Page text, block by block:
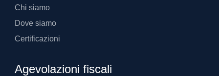
Chi siamo
Dove siamo
Certificazioni
Agevolazioni fiscali